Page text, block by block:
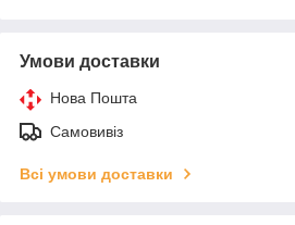
Умови доставки
Нова Пошта
Самовивіз
Всі умови доставки